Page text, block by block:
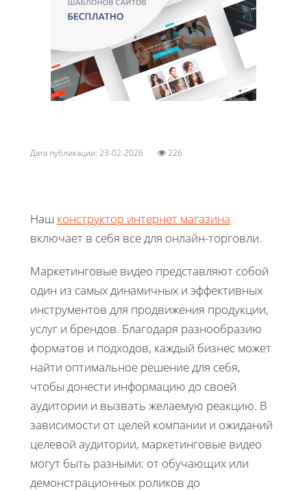
Дата публикации: 23-02-2026 226
Наш конструктор интернет магазина
включает в себя все для онлайн-торговли.
Маркетинговые видео представляют собой
один из самых динамичных и эффективных
инструментов для продвижения продукции,
услуг и брендов. Благодаря разнообразию
форматов и подходов, каждый бизнес может
найти оптимальное решение для себя,
чтобы донести информацию до своей
аудитории и вызвать желаемую реакцию. В
зависимости от целей компании и ожиданий
целевой аудитории, маркетинговые видео
могут быть разными: от обучающих или
демонстрационных роликов до